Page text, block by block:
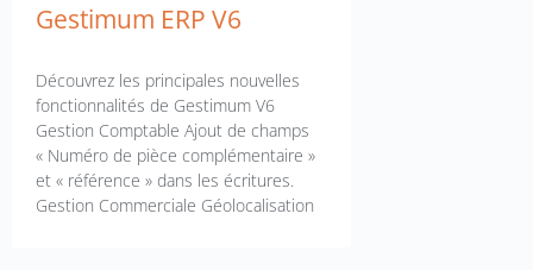
Gestimum ERP V6
Découvrez les principales nouvelles
fonctionnalités de Gestimum V6
Gestion Comptable Ajout de champs
« Numéro de pièce complémentaire »
et « référence » dans les écritures.
Gestion Commerciale Géolocalisation